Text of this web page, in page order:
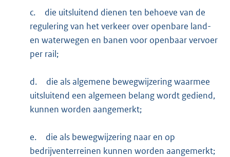
c.
die uitsluitend dienen ten behoeve van de
regulering van het verkeer over openbare land-
en waterwegen en banen voor openbaar vervoer
per rail;
d.
die als algemene bewegwijzering waarmee
uitsluitend een algemeen belang wordt gediend,
kunnen worden aangemerkt;
e.
die als bewegwijzering naar en op
bedrijventerreinen kunnen worden aangemerkt;